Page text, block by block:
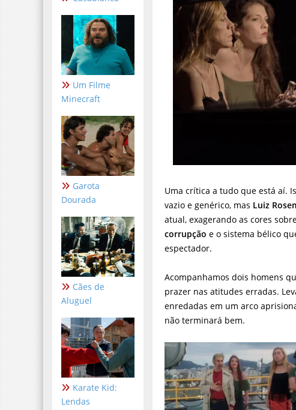
Um Filme
Minecraft
Garota
Dourada
Cães de
Aluguel
Karate Kid:
Lendas
Uma crítica a tudo que está aí.
vazio e genérico, mas Luiz
atual, exagerando as cores
corrupçãoe o sistema bélico
espectador.
Acompanhamos dois homens
prazer nas atitudes erradas.
enredadas em um arco
não terminará bem.